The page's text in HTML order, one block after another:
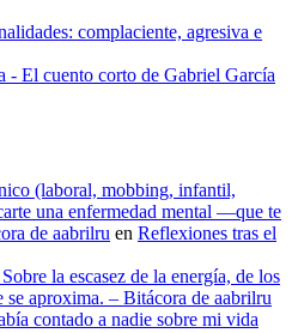
complaciente, agresiva e
- El cuento corto de Gabriel García
(laboral, mobbing, infantil,
una enfermedad mental —que te
de aabrilru en Reflexiones tras el
la escasez de la energía, de los
se aproxima. – Bitácora de aabrilru
contado a nadie sobre mi vida